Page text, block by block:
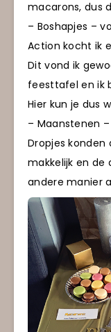
macarons, dus
– Boshapjes –
Action kocht ik
Dit vond ik
feesttafel en ik
Hier kun je dus
– Maanstenen
Dropjes
makkelijk en de
andere manier